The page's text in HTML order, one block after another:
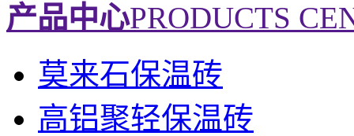
产品中心PRODUCTS
莫来石保温砖
高铝聚轻保温砖